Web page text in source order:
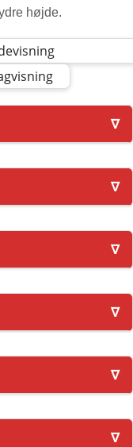
højde.